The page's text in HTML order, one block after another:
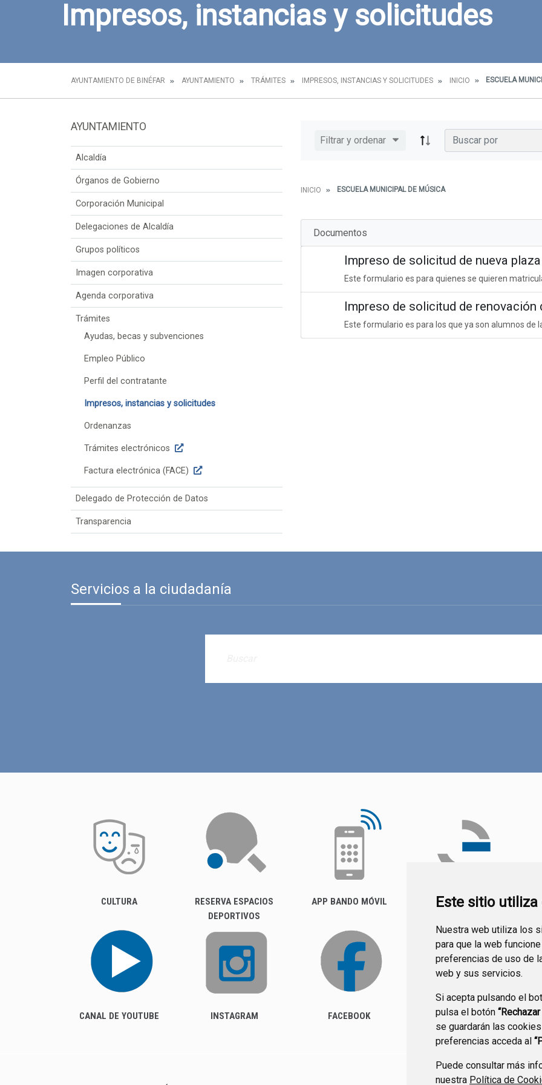
Este sitio
Nuestra web utiliza los
para que la web
preferencias de uso de
web y sus servicios.
Si acepta pulsando el
pulsa el botón
se guardarán las
preferencias acceda al
Puede consultar más
nuestra Política de
Impresos, instancias y solicitudes
AYUNTAMIENTO DE BINÉFAR AYUNTAMIENTO TRÁMITES IMPRESOS, INSTANCIAS Y SOLICITUDES INICIO ESCUELA
AYUNTAMIENTO
Alcaldía
Órganos de Gobierno
Corporación Municipal
Delegaciones de Alcaldía
Grupos políticos
Imagen corporativa
Agenda corporativa
Trámites
Ayudas, becas y subvenciones
Empleo Público
Perfil del contratante
Impresos, instancias y solicitudes
Ordenanzas
Trámites electrónicos
Factura electrónica (FACE)
Delegado de Protección de Datos
Transparencia
Filtrar y ordenar
INICIO ESCUELA MUNICIPAL DE MÚSICA
Documentos
Impreso de solicitud de nueva plaza
Este formulario es para quienes se quieren
Impreso de solicitud de renovación
Este formulario es para los que ya son alumnos de
Servicios a la ciudadanía
CULTURA
RESERVA ESPACIOS
DEPORTIVOS
APP BANDO MÓVIL
FACTURA ELECTRÓNICA
CANAL DE YOUTUBE INSTAGRAM FACEBOOK